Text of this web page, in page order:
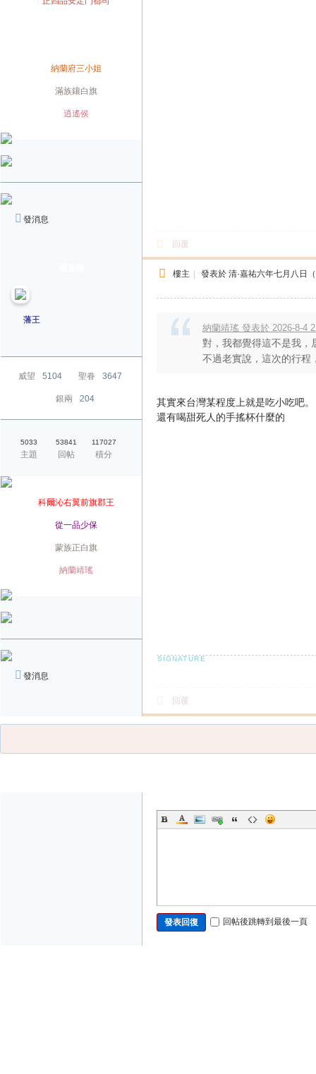
納蘭府三小姐
滿族鑲白旗
逍遙侯
發消息
回覆
藩王
威望 5104 聖眷 3647
銀兩 204
5033
主題
53841
回帖
117027
積分
科爾沁右翼前旗郡王
從一品少保
蒙族正白旗
納蘭靖瑤
發消息
樓主 | 發表於 清·嘉祐六年七月八日
納蘭靖瑤 發表於 2026-8-4
對，我都覺得這不是我，
不過老實說，這次的行程
其實來台灣某程度上就是吃小吃吧。
還有喝甜死人的手搖杯什麼的
回覆
發表回復 回帖後跳轉到最後一頁